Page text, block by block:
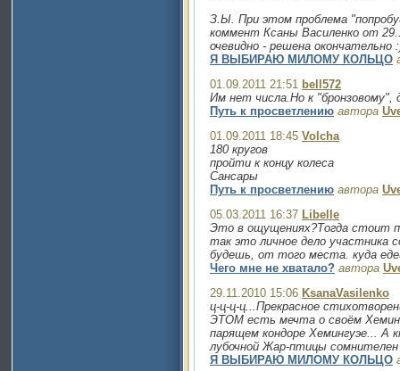
З.Ы. При этом проблема
коммент Ксаны Василенко от
очевидно - решена окончательно
Я ВЫБИРАЮ МИЛОМУ КОЛЬЦО
01.09.2011 21:51 bell572
Им нет числа.Но к "бронзовому",
Путь к просветлению автора
01.09.2011 18:45 Volcha
180 кругов
пройти к концу колеса
Сансары
Путь к просветлению автора
05.03.2011 16:37 Libelle
Это в ощущениях?Тогда стоит
так это личное дело участника
будешь, от того места. куда
Чего мне не хватало? автора
29.11.2010 15:06 KsanaVasilenko
ц-ц-ц-ц...Прекрасное
ЭТОМ есть мечта о своём
парящем кондоре Хемингуэе...
лубочной Жар-птицы
Я ВЫБИРАЮ МИЛОМУ КОЛЬЦО